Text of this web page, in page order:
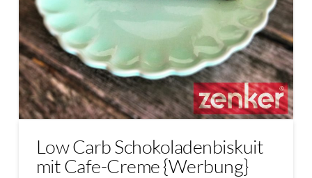
Low Carb Schokoladenbiskuit
mit Cafe-Creme {Werbung}